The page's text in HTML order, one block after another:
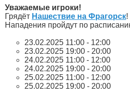
Уважаемые игроки!
Грядёт Нашествие на Фрагорск!
Нападения пройдут по
23.02.2025 11:00 - 12:00
23.02.2025 19:00 - 20:00
24.02.2025 11:00 - 12:00
24.02.2025 19:00 - 20:00
25.02.2025 11:00 - 12:00
25.02.2025 19:00 - 20:00